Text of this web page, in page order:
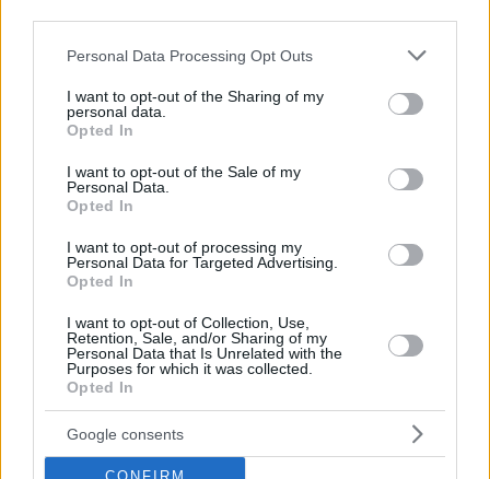
Please note that this website/app uses one or more Google
not limited to your visit or usage behaviour. You may click to
grant or deny consent to Google and its third-party tags to
use your data for below specified purposes in below Google
consent section.
Personal Data Processing Opt Outs
I want to opt-out of the Sharing of my
personal data.
Opted In
I want to opt-out of the Sale of my
Personal Data.
Opted In
I want to opt-out of processing my
Personal Data for Targeted Advertising.
Opted In
I want to opt-out of Collection, Use,
Retention, Sale, and/or Sharing of my
Personal Data that Is Unrelated with the
Purposes for which it was collected.
Opted In
Google consents
CONFIRM
die Energieinfrastruktur, die darauf abzielt, die
der Stromversorgung zu gewährleisten.
der Finanzierungsstruktur könnte erhebliche Auswirkungen
auf die ungarische Energiesicherheitsstrategie sowie auf die
Zusammenarbeit mit der russischen Nukleartechnologie im
Rosatom sagt, dass es zunächst die Entscheidung Ungarns
abwartet, bevor es mit den formellen Konsultationen fortfährt.
Falls Sie es verpasst haben:Nach Orbán: Russland
offenbart, wie es mit Ungarns neuer Regierung umgehen
category finance hungary
category foreign affairs